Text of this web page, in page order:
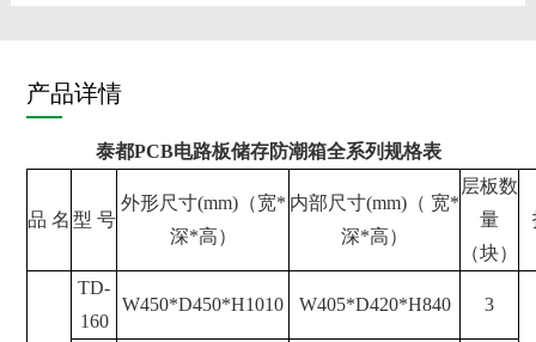
产品详情
泰都PCB电路板储存防潮箱全系列规格表
品 名 型 号
外形尺寸(mm)（宽*
深*高）
内部尺寸(mm)（ 宽*
深*高）
层板数
量
（块）
TD-
160
W450*D450*H1010 W405*D420*H840 3